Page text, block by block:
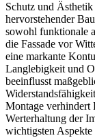
Schutz und
hervorstehender
sowohl funktionale
die Fassade vor
eine markante
Langlebigkeit und
beeinflusst
Montage verhindert
Werterhaltung der
wichtigsten Aspekte